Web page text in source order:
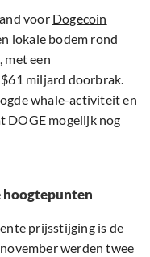
voor Dogecoin
lokale bodem rond
met een
miljard doorbrak.
whale-activiteit en
DOGE mogelijk nog
prijsstijging is de
werden twee